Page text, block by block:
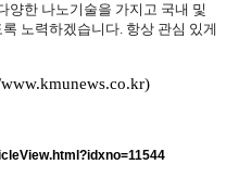
양한 나노기술을 가지고 국내 및
노력하겠습니다. 항상 관심 있게